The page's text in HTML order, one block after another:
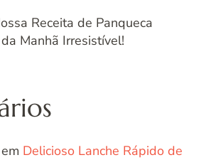
Receita de Panqueca
Manhã Irresistível!
em Delicioso Lanche Rápido de